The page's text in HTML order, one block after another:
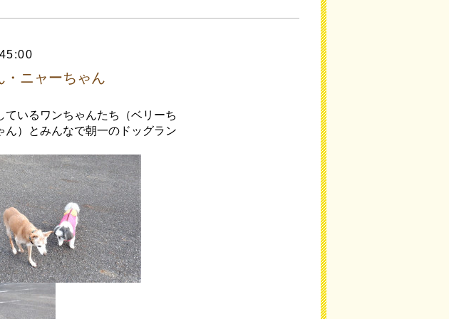
・ニャーちゃん
いるワンちゃんたち（ベリーち
）とみんなで朝一のドッグラン